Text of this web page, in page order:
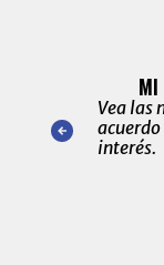
nuestro
para
MI
Vea las
acuerdo
interés.